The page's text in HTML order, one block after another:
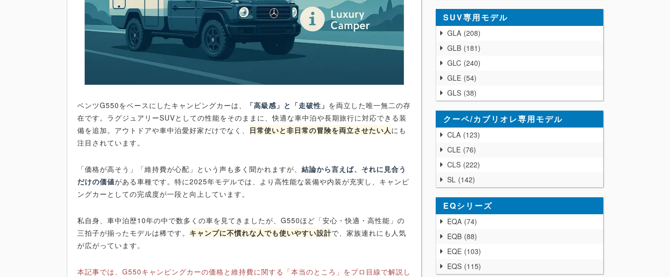
ベンツG550をベースにしたキャンピングカーは、 「高級感」と「走破性」 を両立した唯一無二の存
在です。ラグジュアリーSUVとしての性能をそのままに、快適な車中泊や長期旅行に対応できる装
備を追加。アウトドアや車中泊愛好家だけでなく、 日常使いと非日常の冒険を両立させたい人にも
注目されています。
「価格が高そう」「維持費が心配」という声も多く聞かれますが、結論から言えば、それに見合う
だけの価値がある車種です。特に2025年モデルでは、より高性能な装備や内装が充実し、キャンピ
ングカーとしての完成度が一段と向上しています。
私自身、車中泊歴10年の中で数多くの車を見てきましたが、G550ほど「安心・快適・高性能」の
三拍子が揃ったモデルは稀です。 キャンプに不慣れな人でも使いやすい設計で、家族連れにも人気
が広がっています。
本記事では、G550キャンピングカーの価格と維持費に関する「本当のところ」をプロ目線で解説し
SUV専用モデル
GLA 208
GLB 181
GLC 240
GLE 54
GLS 38
クーペ/カブリオレ専用モデル
CLA 123
CLE 76
CLS 222
SL 142
EQシリーズ
EQA 74
EQB 88
EQE 103
EQS 115